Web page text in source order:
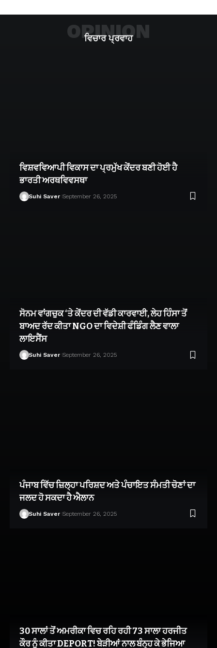
ਵਿਚਾਰ ਪ੍ਰਵਾਹ
OPINION
ਵਿਸ਼ਵਵਿਆਪੀ ਵਿਕਾਸ ਦਾ ਪ੍ਰਮੁੱਖ ਕੇਂਦਰ ਬਣੀ ਹੋਈ ਹੈ
ਭਾਰਤੀ ਅਰਥਵਿਵਸਥਾ
Suhi Saver September 26, 2025
ਸੋਨਮ ਵਾਂਗਚੁਕ ‘ਤੇ ਕੇਂਦਰ ਦੀ ਵੱਡੀ ਕਾਰਵਾਈ, ਲੇਹ ਹਿੰਸਾ ਤੋਂ
ਬਾਅਦ ਰੱਦ ਕੀਤਾ NGO ਦਾ ਵਿਦੇਸ਼ੀ ਫੰਡਿੰਗ ਲੈਣ ਵਾਲਾ
ਲਾਇਸੈਂਸ
Suhi Saver September 26, 2025
ਪੰਜਾਬ ਵਿੱਚ ਜ਼ਿਲ੍ਹਾ ਪਰਿਸ਼ਦ ਅਤੇ ਪੰਚਾਇਤ ਸੰਮਤੀ ਚੋਣਾਂ ਦਾ
ਜਲਦ ਹੋ ਸਕਦਾ ਹੈ ਐਲਾਨ
Suhi Saver September 26, 2025
30 ਸਾਲਾਂ ਤੋਂ ਅਮਰੀਕਾ ਵਿਚ ਰਹਿ ਰਹੀ 73 ਸਾਲਾ ਹਰਜੀਤ
ਕੌਰ ਨੂੰ ਕੀਤਾ DEPORT! ਬੇੜੀਆਂ ਨਾਲ ਬੰਨ੍ਹ ਕੇ ਭੇਜਿਆ